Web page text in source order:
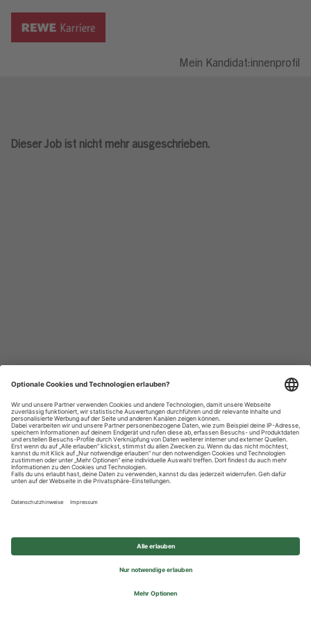
Mein Kandidat:innenprofil
Dieser Job ist nicht mehr ausgeschrieben.
Datenschutzhinweise
Impressum
Privatsphäre-Einstellungen
© 2026 REWE Group - All rights reserved